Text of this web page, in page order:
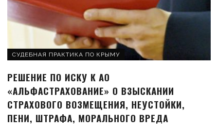
СУДЕБНАЯ ПРАКТИКА ПО КРЫМУ
РЕШЕНИЕ ПО ИСКУ К АО
«АЛЬФАСТРАХОВАНИЕ» О ВЗЫСКАНИИ
СТРАХОВОГО ВОЗМЕЩЕНИЯ, НЕУСТОЙКИ,
ПЕНИ, ШТРАФА, МОРАЛЬНОГО ВРЕДА